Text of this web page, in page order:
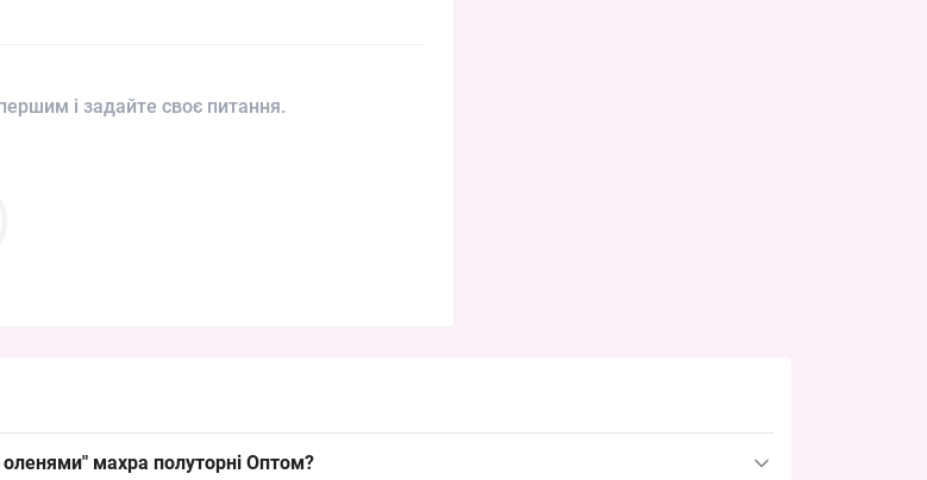
і задайте своє питання.
оленями" махра полуторні Оптом?